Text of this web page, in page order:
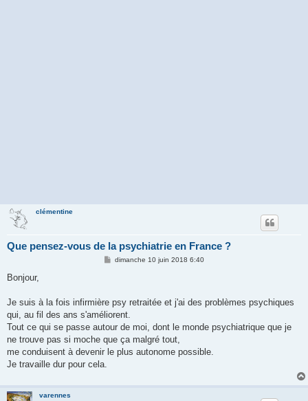
clémentine
Que pensez-vous de la psychiatrie en France ?
M
g
e
dimanche 10 juin 2018 6:40
Bonjour,
Je suis à la fois infirmière psy retraitée et j'ai des problèmes psychiques
qui, au fil des ans s'améliorent.
Tout ce qui se passe autour de moi, dont le monde psychiatrique que je
ne trouve pas si moche que ça malgré tout,
me conduisent à devenir le plus autonome possible.
Je travaille dur pour cela.
varennes